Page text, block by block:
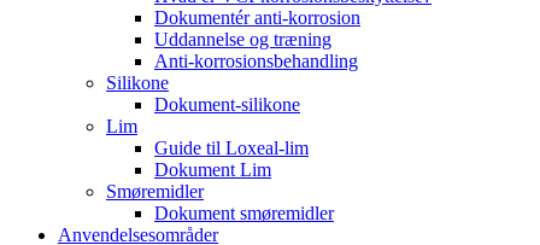
Dokumentér anti-korrosion
Uddannelse og træning
Anti-korrosionsbehandling
Silikone
Dokument-silikone
Lim
Guide til Loxeal-lim
Dokument Lim
Smøremidler
Dokument smøremidler
Anvendelsesområder